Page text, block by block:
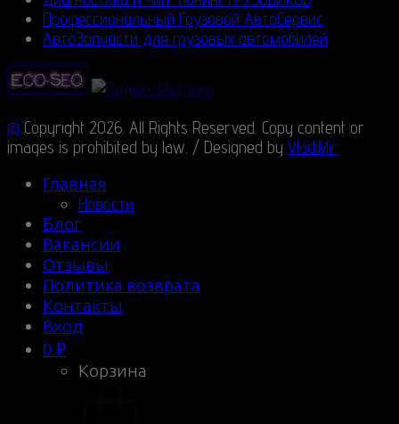
Профессиональный Грузовой АвтоСервис
АвтоЗапчасти для грузовых автомобилей
© Copyright 2026. All Rights Reserved. Copy content or
images is prohibited by law. / Designed by VladiMir
Главная
Новости
Блог
Вакансии
Отзывы
Политика возврата
Контакты
Вход
0 ₽
Корзина